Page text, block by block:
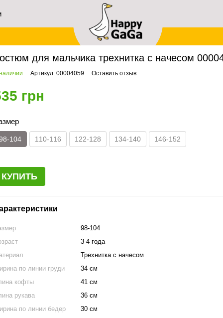
Костюм для мальчика трехнитка с начесом 00004059, 98-104 см, 3-
для мальчика трехнитка с начесом
Артикул: 00004059 Оставить отзыв
грн
104 110-116 122-128 134-140 146-152
КУПИТЬ
98-104
3-4 года
Трехнитка с начесом
по линии груди
34 см
кофты
41 см
рукава
36 см
по линии бедер
30 см